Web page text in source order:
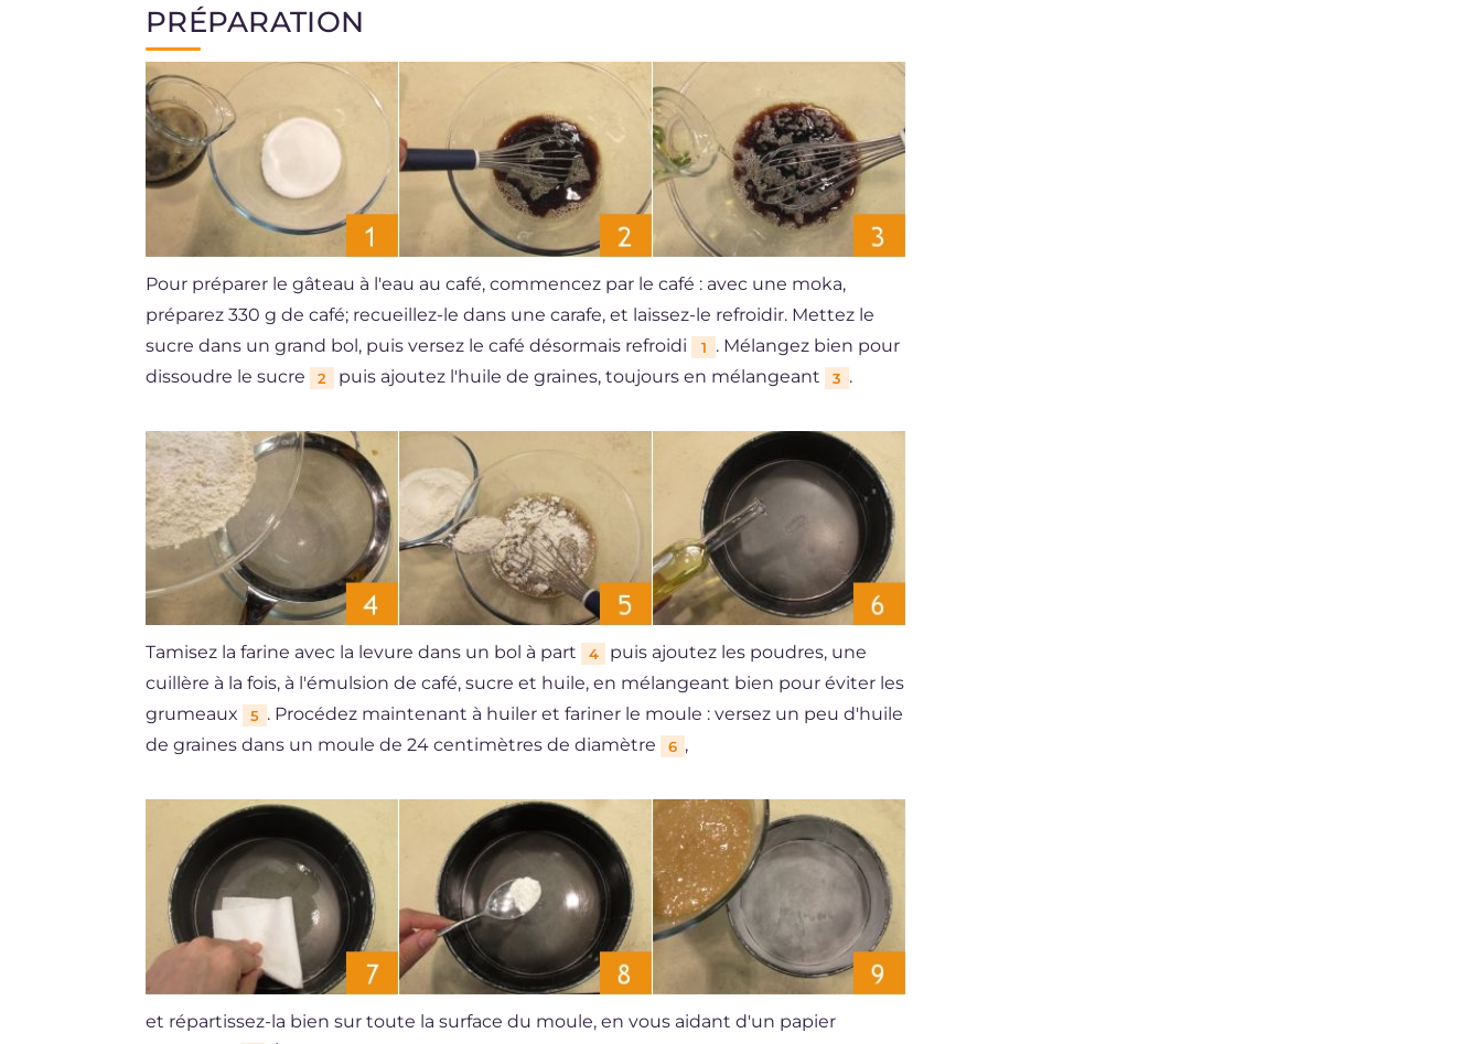
PRÉPARATION
Pour préparer le gâteau à l'eau au café, commencez par le café : avec une moka,
préparez 330 g de café; recueillez-le dans une carafe, et laissez-le refroidir. Mettez le
sucre dans un grand bol, puis versez le café désormais refroidi
1
. Mélangez bien pour
dissoudre le sucre
2 puis ajoutez l'huile de graines, toujours en mélangeant 3 .
Tamisez la farine avec la levure dans un bol à part 4
puis ajoutez les poudres, une
cuillère à la fois, à l'émulsion de café, sucre et huile, en mélangeant bien pour éviter les
grumeaux
5 . Procédez maintenant à huiler et fariner le moule : versez un peu d'huile
de graines dans un moule de 24 centimètres de diamètre
6 ,
et répartissez-la bien sur toute la surface du moule, en vous aidant d'un papier